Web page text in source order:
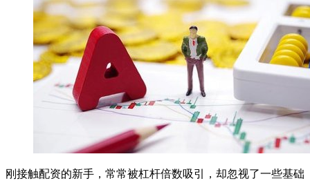
刚接触配资的新手，常常被杠杆倍数吸引，却忽视了一些基础